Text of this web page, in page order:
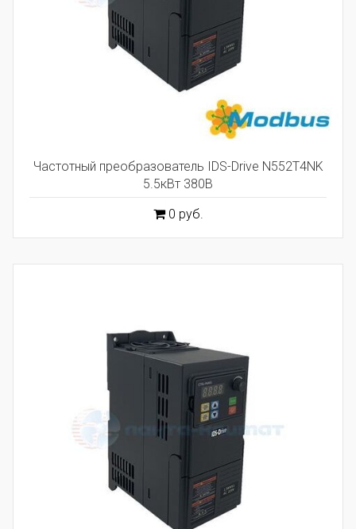
Частотный преобразователь IDS-Drive N552T4NK
5.5кВт 380В
0 руб.